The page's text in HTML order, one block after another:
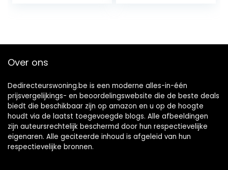
Over ons
Dedirecteurswoning.be is een moderne alles-in-één
prijsvergelijkings- en beoordelingswebsite die de beste deals
biedt die beschikbaar zijn op amazon en u op de hoogte
houdt via de laatst toegevoegde blogs. Alle afbeeldingen
zijn auteursrechtelijk beschermd door hun respectievelijke
eigenaren. Alle geciteerde inhoud is afgeleid van hun
respectievelijke bronnen.